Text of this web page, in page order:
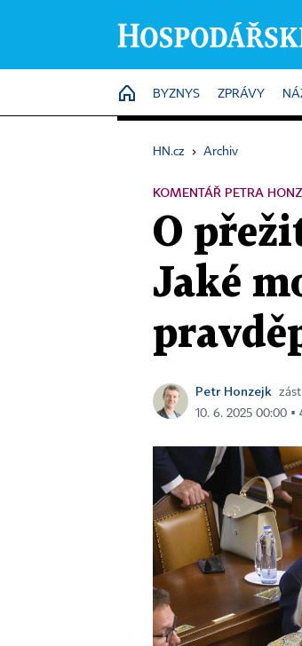
HOME
BYZNYS ZPRÁVY
HN.cz › Archiv
KOMENTÁŘ PETRA
O
Jaké
Petr Honzejk
10. 6. 2025 00:00 ▪